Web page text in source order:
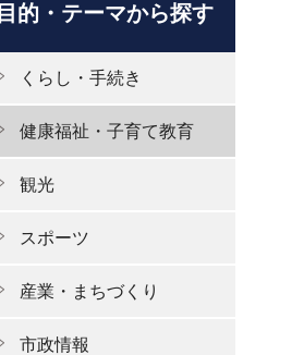
目的・テーマから探す
くらし・手続き
健康福祉・子育て教育
観光
スポーツ
産業・まちづくり
市政情報